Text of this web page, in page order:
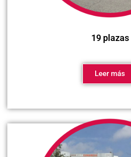
19 plazas
Leer más